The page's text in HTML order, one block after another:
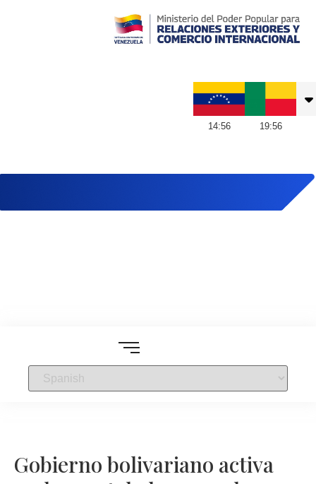
14:56 19:56
Gobierno bolivariano activa